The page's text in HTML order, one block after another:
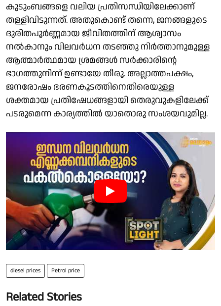
കുടുംബങ്ങളെ വലിയ പ്രതിസന്ധിയിലേക്കാണ്
തള്ളിവിടുന്നത്. അതുകൊണ്ട് തന്നെ, ജനങ്ങളുടെ
ദുരിതപൂര്‍ണ്ണമായ ജീവിതത്തിന് ആശ്വാസം
നല്‍കാനും വിലവര്‍ധന തടഞ്ഞു നിര്‍ത്താനുമുള്ള
ആത്മാര്‍ത്ഥമായ ശ്രമങ്ങള്‍ സര്‍ക്കാരിന്റെ
ഭാഗത്തുനിന്ന് ഉണ്ടായേ തീരൂ. അല്ലാത്തപക്ഷം,
ജനരോഷം ഭരണകൂടത്തിനെതിരെയുള്ള
ശക്തമായ പ്രതിഷേധങ്ങളായി തെരുവുകളിലേക്ക്
പടരുമെന്ന കാര്യത്തില്‍ യാതൊരു സംശയവുമില്ല.
diesel prices Petrol price
Related Stories